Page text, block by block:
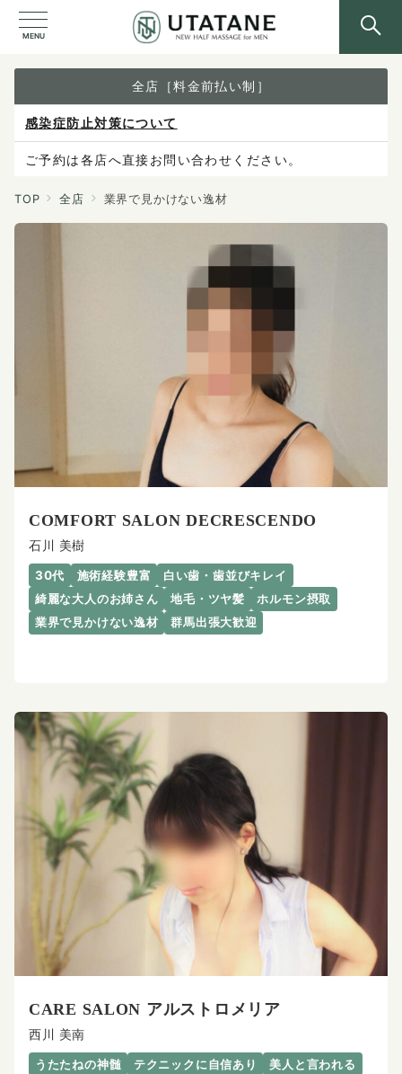
MENU
全店［料金前払い制］
感染症防止対策について
ご予約は各店へ直接お問い合わせください。
料金は当日施術前にお支払いください。
TOP 全店 業界で見かけない逸材
COMFORT SALON DECRESCENDO
石川 美樹
30代 施術経験豊富
白い歯・歯並びキレイ
綺麗な大人のお姉さん
地毛・ツヤ髪
ホルモン摂取
業界で見かけない逸材
群馬出張大歓迎
CARE SALON アルストロメリア
西川 美南
うたたねの神髄 テクニックに自信あり
美人と言われる